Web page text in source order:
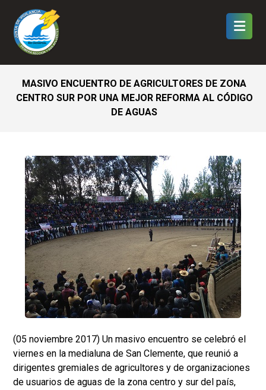
MASIVO ENCUENTRO DE AGRICULTORES DE ZONA
CENTRO SUR POR UNA MEJOR REFORMA AL CÓDIGO
DE AGUAS
(05 noviembre 2017) Un masivo encuentro se celebró el
viernes en la medialuna de San Clemente, que reunió a
dirigentes gremiales de agricultores y de organizaciones
de usuarios de aguas de la zona centro y sur del país,